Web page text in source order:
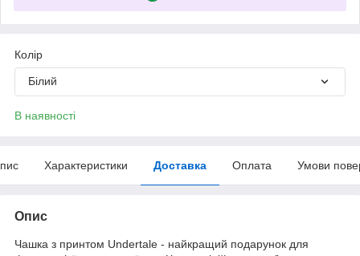
Колір
Білий
В наявності
Характеристики Доставка Оплата Умови
Опис
Чашка з принтом Undertale - найкращий подарунок для